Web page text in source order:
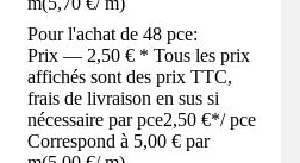
Pour l'achat de 48 pce:
Prix — 2,50 € * Tous les prix
affichés sont des prix TTC,
frais de livraison en sus si
nécessaire par pce2,50 €*/ pce
Correspond à 5,00 € par